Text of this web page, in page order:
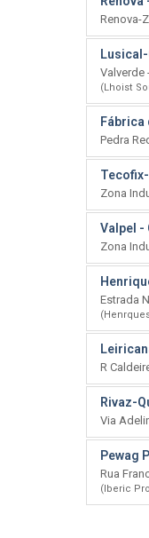
Renova-
Valverde
(Lhoist
Fábrica
Pedra
Zona
Valpel -
Zona
Estrada
R
Rivaz-
Via
Pewag
Rua
(Iberic